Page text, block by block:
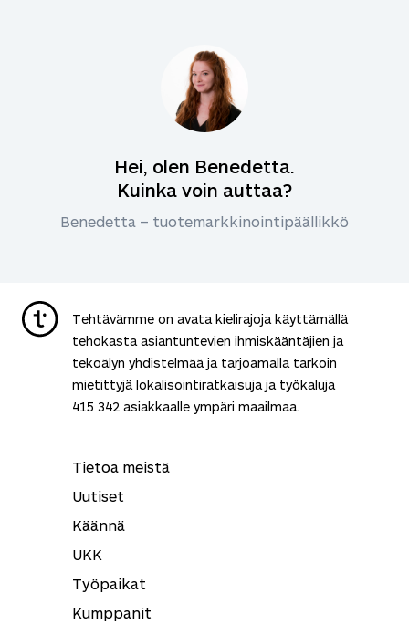
Hei, olen Benedetta.
Kuinka voin auttaa?
Benedetta – tuotemarkkinointipäällikkö
Tehtävämme on avata kielirajoja käyttämällä
tehokasta asiantuntevien ihmiskääntäjien ja
tekoälyn yhdistelmää ja tarjoamalla tarkoin
mietittyjä lokalisointiratkaisuja ja työkaluja
415 342 asiakkaalle ympäri maailmaa.
Tietoa meistä
Uutiset
Käännä
UKK
Työpaikat
Kumppanit